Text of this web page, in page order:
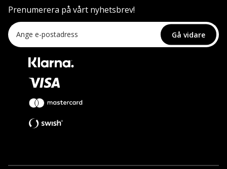
Prenumerera på vårt nyhetsbrev!
Gå vidare